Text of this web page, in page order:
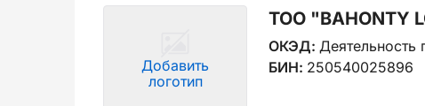
Добавить
логотип
ТОО "BAHONTY
ОКЭД: Деятельность
БИН: 250540025896